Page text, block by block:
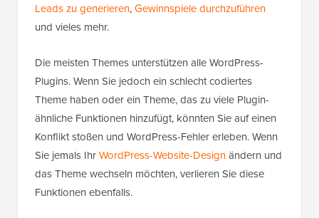
Leads zu generieren,Gewinnspiele durchzuführen
und vieles mehr.
Die meisten Themes unterstützen alle WordPress-
Plugins. Wenn Sie jedoch ein schlecht codiertes
Theme haben oder ein Theme, das zu viele Plugin-
ähnliche Funktionen hinzufügt, könnten Sie auf einen
Konflikt stoßen und WordPress-Fehler erleben. Wenn
Sie jemals IhrWordPress-Website-Designändern und
das Theme wechseln möchten, verlieren Sie diese
Funktionen ebenfalls.